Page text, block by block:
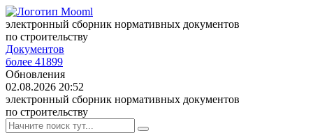
электронный сборник нормативных документов
по строительству
Документов
более 41899
Обновления
02.08.2026 20:52
электронный сборник нормативных документов
по строительству